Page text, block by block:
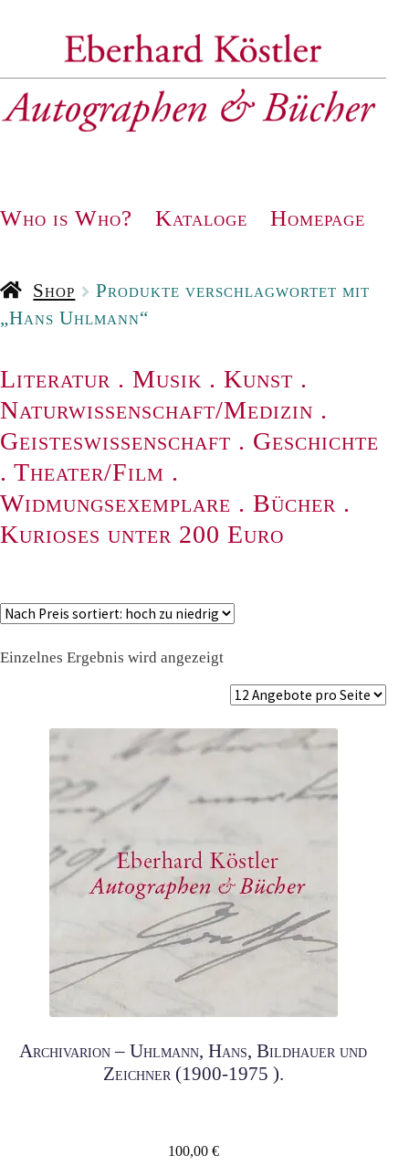
Navigation
Who is Who? Kataloge Homepage
Shop
Produkte verschlagwortet mit
„Hans Uhlmann“
Literatur . Musik . Kunst .
Naturwissenschaft/Medizin .
Geisteswissenschaft . Geschichte
. Theater/Film .
Widmungsexemplare . Bücher .
Kurioses unter 200 Euro
Einzelnes Ergebnis wird angezeigt
Archivarion – Uhlmann, Hans, Bildhauer und
Zeichner (1900-1975 ).
100,00 €